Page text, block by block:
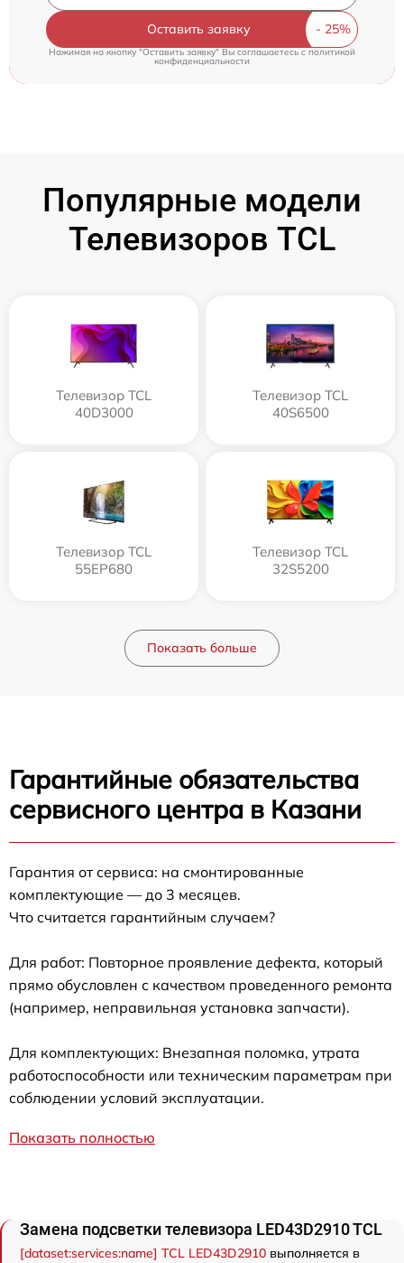
Оставить заявку
Нажимая на кнопку "Оставить заявку" Вы соглашаетесь c политикой
конфиденциальности
Популярные модели
Телевизоров TCL
Телевизор TCL
40D3000
Телевизор TCL
40S6500
Телевизор TCL
55EP680
Телевизор TCL
32S5200
Показать больше
Гарантийные обязательства
сервисного центра в Казани
Гарантия от сервиса: на смонтированные
комплектующие — до 3 месяцев.
Что считается гарантийным случаем?
Для работ: Повторное проявление дефекта, который
прямо обусловлен с качеством проведенного ремонта
(например, неправильная установка запчасти).
Для комплектующих: Внезапная поломка, утрата
работоспособности или техническим параметрам при
соблюдении условий эксплуатации.
Показать полностью
Замена подсветки телевизора LED43D2910 TCL
[dataset:services:name] TCL LED43D2910 выполняется в